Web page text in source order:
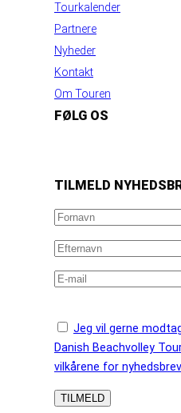
Tourkalender
Partnere
Nyheder
Kontakt
Om Touren
FØLG OS
TILMELD
Jeg vil gerne
Danish Beachvolley
vilkårene for